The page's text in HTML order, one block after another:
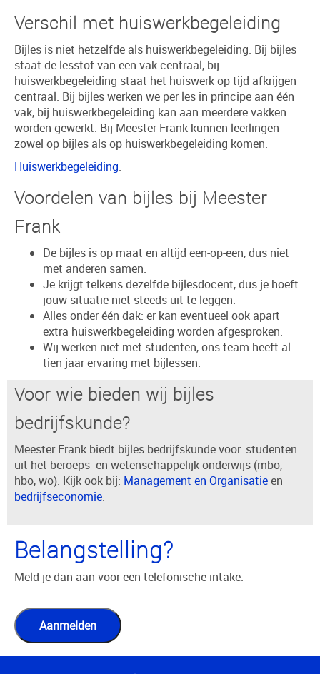
Verschil met huiswerkbegeleiding
Bijles is niet hetzelfde als huiswerkbegeleiding. Bij bijles
staat de lesstof van een vak centraal, bij
huiswerkbegeleiding staat het huiswerk op tijd afkrijgen
centraal. Bij bijles werken we per les in principe aan één
vak, bij huiswerkbegeleiding kan aan meerdere vakken
worden gewerkt. Bij Meester Frank kunnen leerlingen
zowel op bijles als op huiswerkbegeleiding komen.
Huiswerkbegeleiding.
Voordelen van bijles bij Meester
Frank
De bijles is op maat en altijd een-op-een, dus niet
met anderen samen.
Je krijgt telkens dezelfde bijlesdocent, dus je hoeft
jouw situatie niet steeds uit te leggen.
Alles onder één dak: er kan eventueel ook apart
extra huiswerkbegeleiding worden afgesproken.
Wij werken niet met studenten, ons team heeft al
tien jaar ervaring met bijlessen.
Voor wie bieden wij bijles
bedrijfskunde?
Meester Frank biedt bijles bedrijfskunde voor: studenten
uit het beroeps- en wetenschappelijk onderwijs (mbo,
hbo, wo). Kijk ook bij: Management en Organisatieen
bedrijfseconomie.
Belangstelling?
Meld je dan aan voor een telefonische intake.